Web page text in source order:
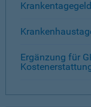
Krankentagegeld
Ergänzung für